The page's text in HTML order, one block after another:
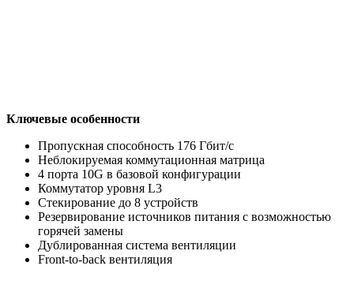
Ключевые особенности
Пропускная способность 176 Гбит/с
Неблокируемая коммутационная матрица
4 порта 10G в базовой конфигурации
Коммутатор уровня L3
Стекирование до 8 устройств
Резервирование источников питания с возможностью
горячей замены
Дублированная система вентиляции
Front-to-back вентиляция